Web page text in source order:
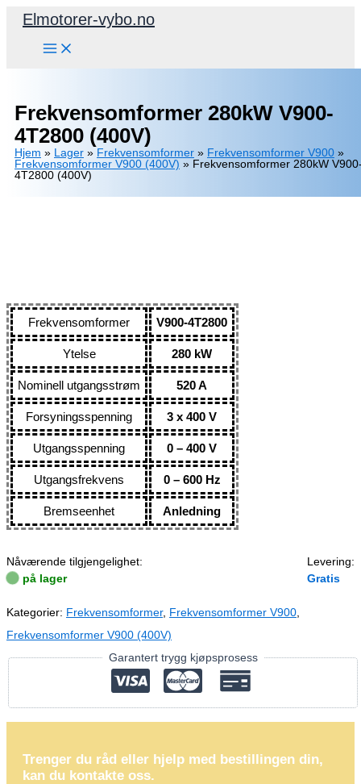
HoppElmotorer-vybo.no
Frekvensomformer 280kW V900-
4T2800 (400V)
Hjem » Lager » Frekvensomformer » Frekvensomformer V900 »
Frekvensomformer V900 (400V) » Frekvensomformer 280kW
4T2800 (400V)
Frekvensomformer V900-4T2800
Ytelse 280 kW
Nominell utgangsstrøm 520 A
Forsyningsspenning 3 x 400 V
Utgangsspenning 0 – 400 V
Utgangsfrekvens 0 – 600 Hz
Bremseenhet Anledning
Nåværende tilgjengelighet:
på lager
Levering:
Gratis
Kategorier: Frekvensomformer, Frekvensomformer V900
Frekvensomformer V900 (400V)
Garantert trygg kjøpsprosess
Trenger du råd eller hjelp med bestillingen din,
kan du kontakte oss.